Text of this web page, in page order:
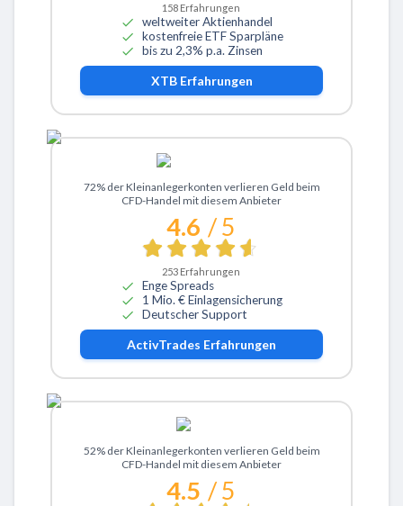
158 Erfahrungen
weltweiter Aktienhandel
kostenfreie ETF Sparpläne
bis zu 2,3% p.a. Zinsen
XTBErfahrungen
Zu ActivTrades
72% der Kleinanlegerkonten verlieren Geld beim
CFD-Handel mit diesem Anbieter
4.6 / 5
253 Erfahrungen
Enge Spreads
1 Mio. € Einlagensicherung
Deutscher Support
ActivTrades Erfahrungen
Zu eToro
52% der Kleinanlegerkonten verlieren Geld beim
CFD-Handel mit diesem Anbieter
4.5 / 5